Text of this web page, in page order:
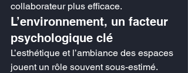
collaborateur plus efficace.
L’environnement, un facteur
psychologique clé
L’esthétique et l’ambiance des espaces
jouent un rôle souvent sous-estimé.